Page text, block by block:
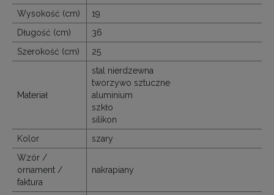
Wysokość (cm)
19
Długość (cm)
36
Szerokość (cm)
25
Materiał
stal nierdzewna
tworzywo sztuczne
aluminium
szkło
silikon
Kolor
szary
Wzór /
ornament /
faktura
nakrapiany